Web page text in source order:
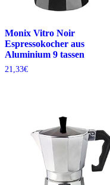
Monix Vitro Noir
Espressokocher aus
Aluminium 9 tassen
21,33€